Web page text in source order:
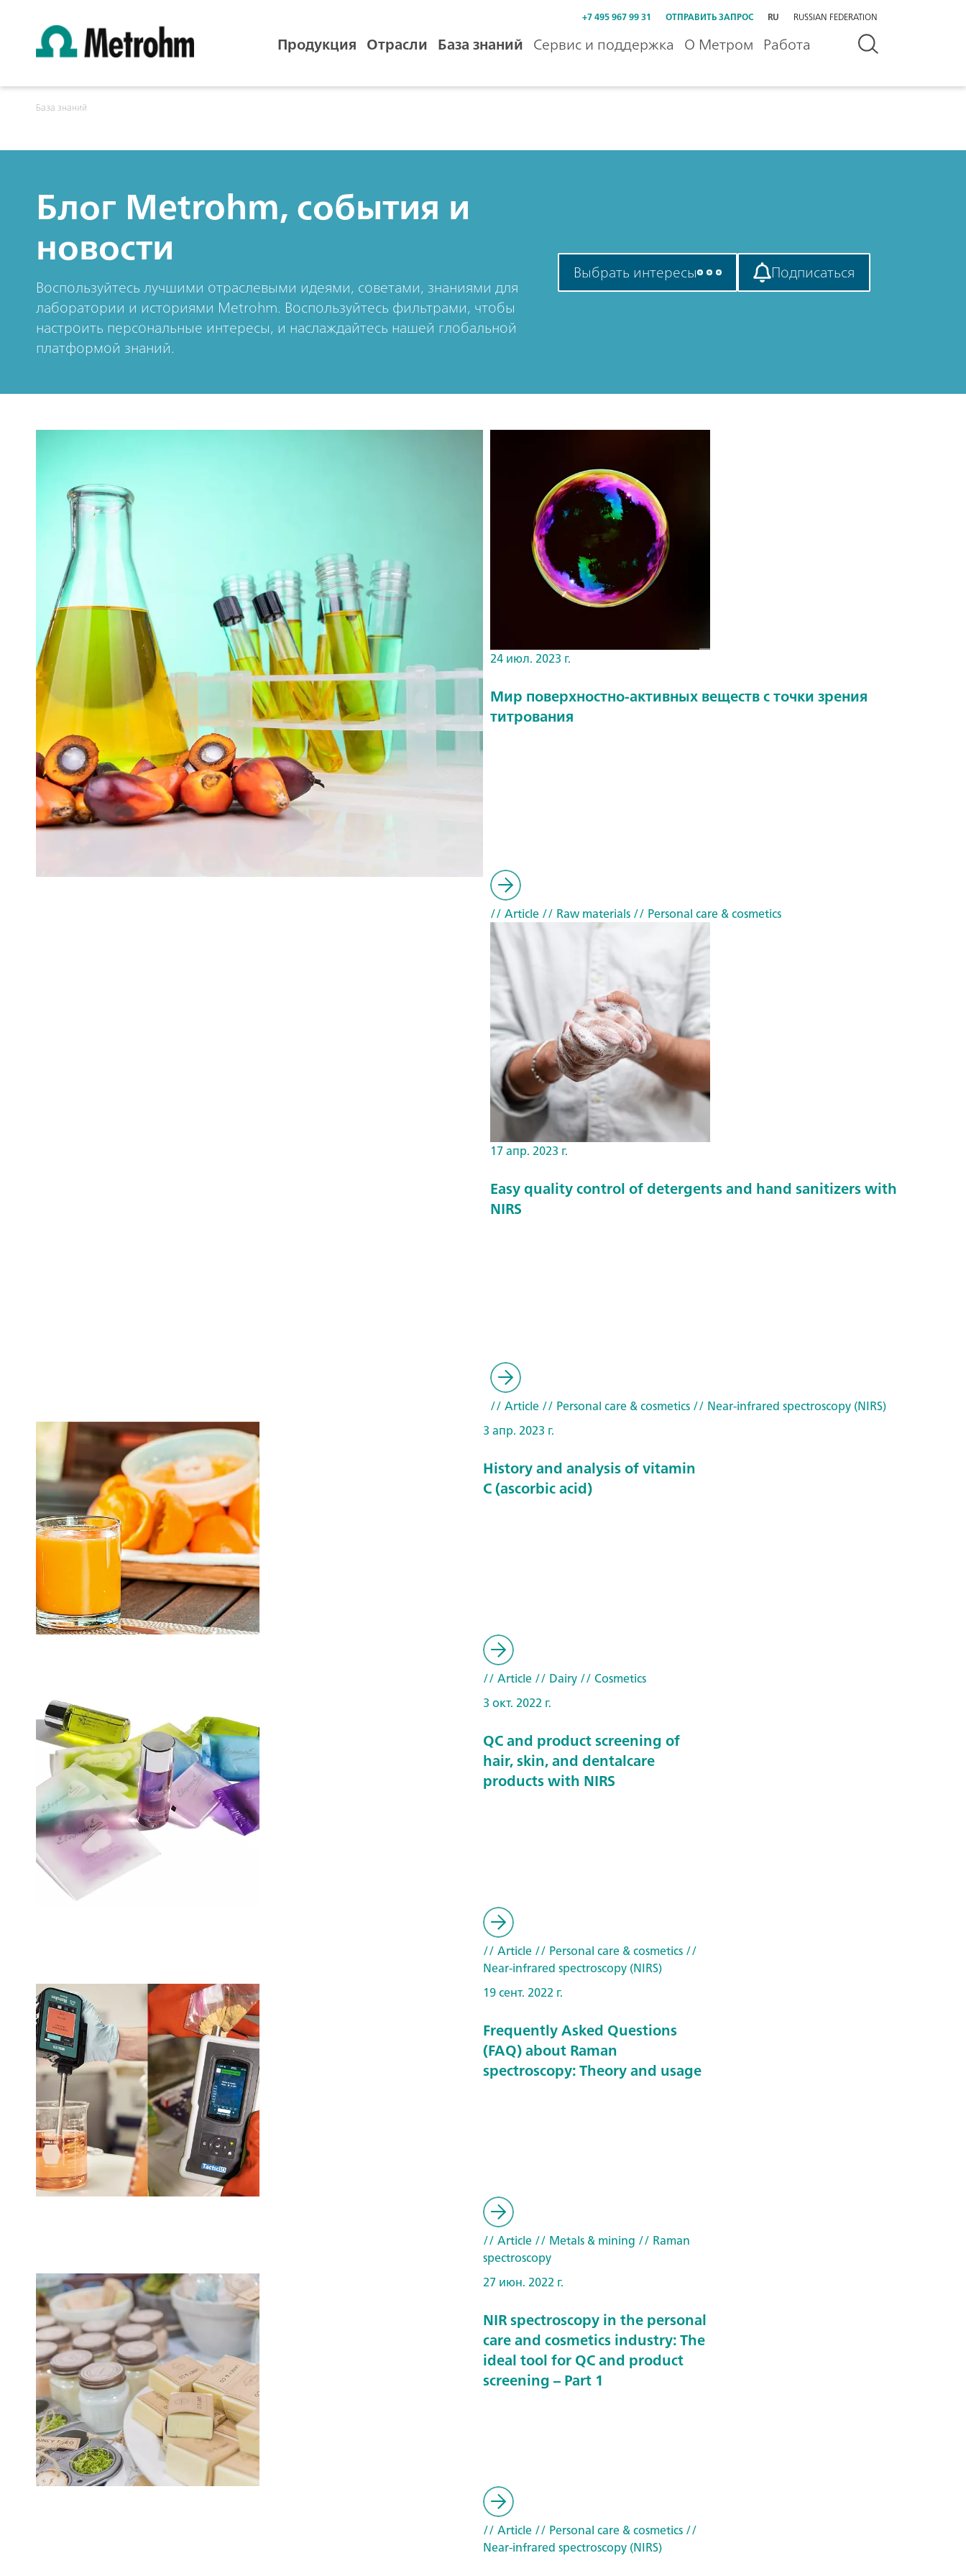
+7 495 967 99 31 ОТПРАВИТЬ ЗАПРОС RU RUSSIAN FEDERATION
Продукция Отрасли База знаний Сервис и поддержка О Метром Работа
База знаний
Блог Metrohm, события и
новости
Воспользуйтесь лучшими отраслевыми идеями, советами, знаниями для
лаборатории и историями Metrohm. Воспользуйтесь фильтрами, чтобы
настроить персональные интересы, и наслаждайтесь нашей глобальной
платформой знаний.
Выбрать интересы Подписаться
24 июл. 2023 г.
Мир поверхностно-активных веществ с точки зрения
титрования
// Article// Raw materials// Personal care & cosmetics
17 апр. 2023 г.
Easy quality control of detergents and hand sanitizers with
NIRS
// Article// Personal care & cosmetics// Near-infrared spectroscopy (NIRS)
3 апр. 2023 г.
History and analysis of vitamin
C (ascorbic acid)
// Article// Dairy// Cosmetics
3 окт. 2022 г.
QC and product screening of
hair, skin, and dentalcare
products with NIRS
// Article// Personal care & cosmetics//
Near-infrared spectroscopy (NIRS)
19 сент. 2022 г.
Frequently Asked Questions
(FAQ) about Raman
spectroscopy: Theory and usage
// Article// Metals & mining // Raman
spectroscopy
27 июн. 2022 г.
NIR spectroscopy in the personal
care and cosmetics industry: The
ideal tool for QC and product
screening – Part 1
// Article// Personal care & cosmetics//
Near-infrared spectroscopy (NIRS)